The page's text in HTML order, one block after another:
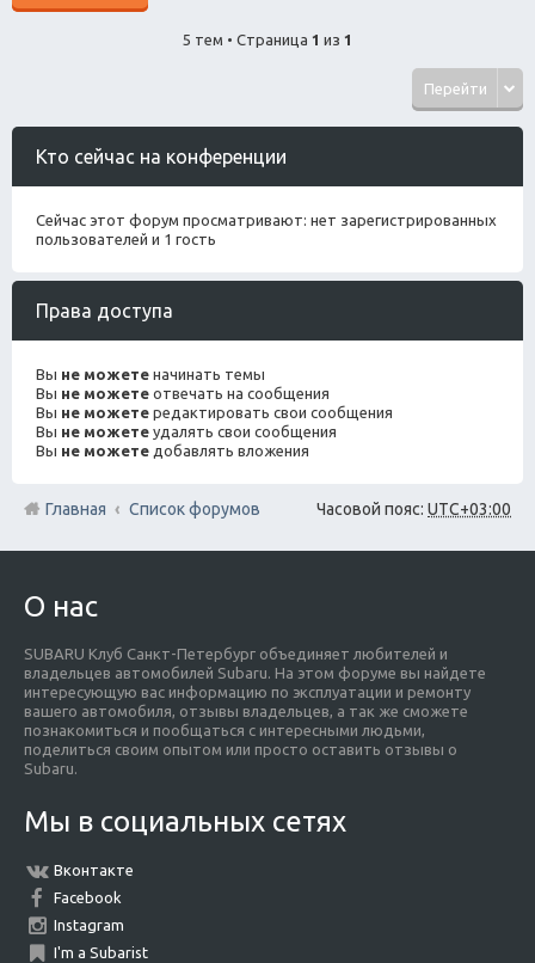
5 тем • Страница 1 из 1
Перейти
Кто сейчас на конференции
Сейчас этот форум просматривают: нет зарегистрированных
пользователей и 1 гость
Права доступа
Вы не можете начинать темы
Вы не можете отвечать на сообщения
Вы не можете редактировать свои сообщения
Вы не можете удалять свои сообщения
Вы не можете добавлять вложения
Часовой пояс: UTC+03:00
Главная Список форумов
О нас
SUBARU Клуб Санкт-Петербург объединяет любителей и
владельцев автомобилей Subaru. На этом форуме вы найдете
интересующую вас информацию по эксплуатации и ремонту
вашего автомобиля, отзывы владельцев, а так же сможете
познакомиться и пообщаться с интересными людьми,
поделиться своим опытом или просто оставить отзывы о
Subaru.
Мы в социальных сетях
Вконтакте
Facebook
Instagram
I'm a Subarist